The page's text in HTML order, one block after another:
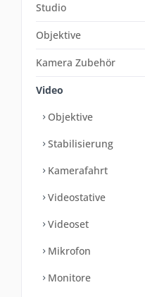
Studio
Objektive
Kamera Zubehör
Video
Objektive
Stabilisierung
Kamerafahrt
Videostative
Videoset
Mikrofon
Monitore